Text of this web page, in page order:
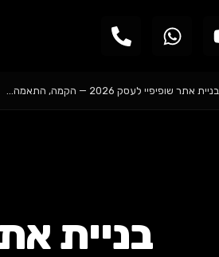
בניית אתר שופיפיי לעסק 2026 — הקמה, התאמה…